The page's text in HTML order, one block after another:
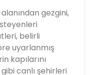
gezgini,
belirli
uyarlanmış
kapılarını
canlı şehirleri